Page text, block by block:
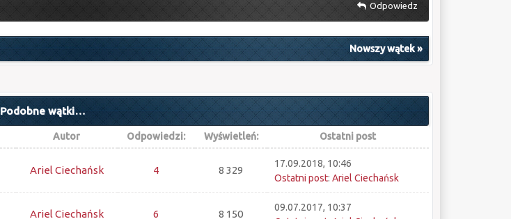
Odpowiedz
Nowszy wątek»
Podobne wątki…
Autor Odpowiedzi: Wyświetleń: Ostatni post
Ariel Ciechańsk 4 8 329
17.09.2018, 10:46
Ostatni post: Ariel Ciechańsk
Ariel Ciechańsk 6 8 150
09.07.2017, 10:37